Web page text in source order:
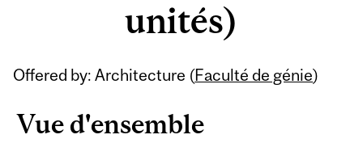
unités)
Offered by: Architecture (Faculté de génie)
Vue d'ensemble
Related